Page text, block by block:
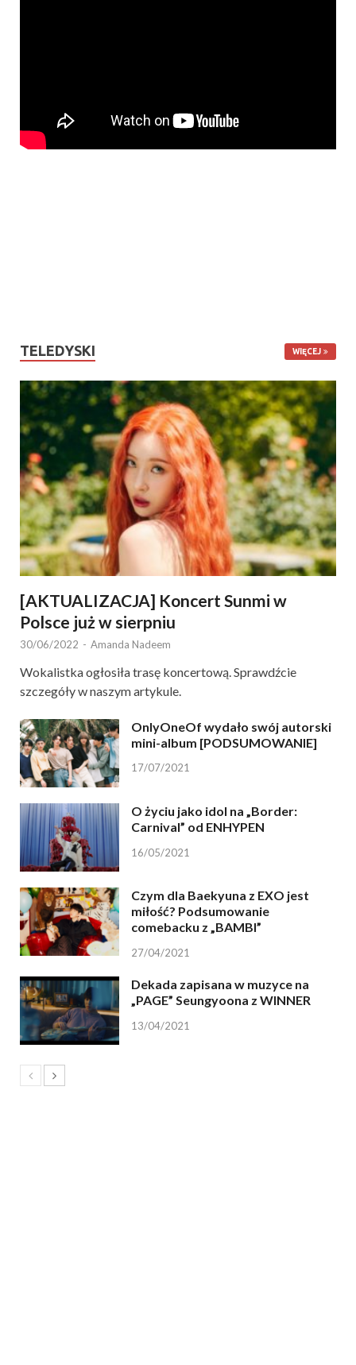
TELEDYSKI WIĘCEJ
[AKTUALIZACJA] Koncert Sunmi w
Polsce już w sierpniu
30/06/2022 - Amanda Nadeem
Wokalistka ogłosiła trasę koncertową. Sprawdźcie
szczegóły w naszym artykule.
OnlyOneOf wydało swój autorski
mini-album [PODSUMOWANIE]
17/07/2021
O życiu jako idol na „Border:
Carnival” od ENHYPEN
16/05/2021
Czym dla Baekyuna z EXO jest
miłość? Podsumowanie
comebacku z „BAMBI”
27/04/2021
Dekada zapisana w muzyce na
„PAGE” Seungyoona z WINNER
13/04/2021